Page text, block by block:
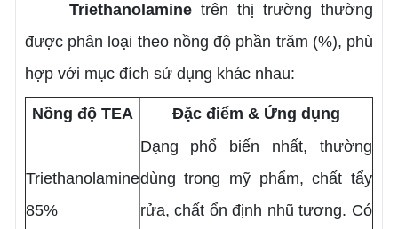
Triethanolamine trên thị trường thường
được phân loại theo nồng độ phần trăm (%), phù
hợp với mục đích sử dụng khác nhau:
Nồng độ TEA Đặc điểm & Ứng dụng
Triethanolamine
85%
Dạng phổ biến nhất, thường
dùng trong mỹ phẩm, chất tẩy
rửa, chất ổn định nhũ tương. Có